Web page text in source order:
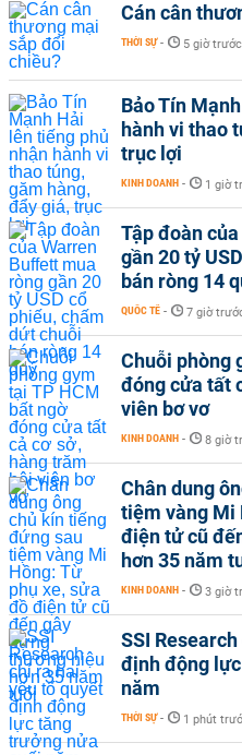
Cán cân
THỜI SỰ - 5 giờ trước
Bảo Tín
hành vi thao
trục lợi
KINH DOANH - 1 giờ
Tập đoàn
gần 20 tỷ
bán ròng 14
QUỐC TẾ - 7 giờ
Chuỗi phòng
đóng cửa tất
viên bơ vơ
KINH DOANH - 8 giờ
Chân dung
tiệm vàng Mi
điện tử cũ
hơn 35 năm
KINH DOANH - 3 giờ
SSI
định động
năm
THỜI SỰ - 1 phút